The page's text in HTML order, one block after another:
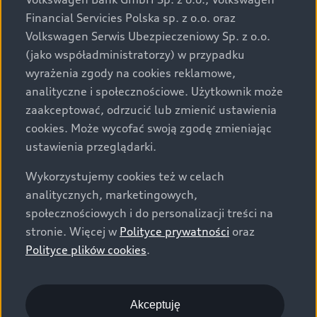
za dopłatą. Wiążące ustalenie ceny, wyposażenia i
specyfikacji pojazdu następują w umowie sprzedaży, a
określenie parametrów technicznych zawiera
świadectwo homologacji typu pojazdu. Zastrzegamy
sobie prawo do zmian i pomyłek. Wszelkie informacje
prezentowane na stronie są aktualne na dzień ich
zamieszczania. W celu uzyskania najnowszych
informacji prosimy kontaktować się z Partnerem Marki
Audi.
Wszystkie produkowane obecnie samochody marki Audi
są wykonywane z materiałów spełniających pod
względem możliwości odzysku i recyklingu wymagania
określone w normie ISO 22628 i są zgodne z
europejskimi świadectwami homologacji wydanymi wg
o.o. podlega obowiązkowi zapewnienia wszystkim
użytkownikom samochodów marki Volkswagen sieci
Financial Servicies Polska sp. z o.o. oraz
Volkswagen Serwis Ubezpieczeniowy Sp. z o.o.
(jako współadministratorzy) w przypadku
wyrażenia zgody na cookies reklamowe,
analityczne i społecznościowe. Użytkownik może
zaakceptować, odrzucić lub zmienić ustawienia
cookies. Może wycofać swoją zgodę zmieniając
ustawienia przeglądarki.
Wykorzystujemy cookies też w celach
analitycznych, marketingowych,
społecznościowych i do personalizacji treści na
stronie. Więcej w Polityce prywatności oraz
Polityce plików cookies.
Akceptuję